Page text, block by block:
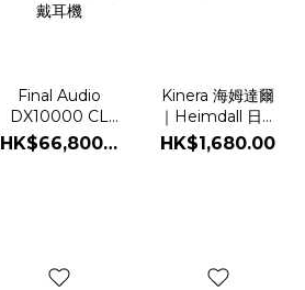
Final Audio
DX10000 CL
CE 收藏家限定版
旗艦頭戴耳機
HK$66,800.00
Kinera 海姆達爾
｜Heimdall 日本
限定版混合單元
耳機
HK$1,680.00